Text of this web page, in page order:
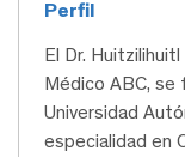
Perfil
El Dr.
Médico ABC, se
Universidad
especialidad en